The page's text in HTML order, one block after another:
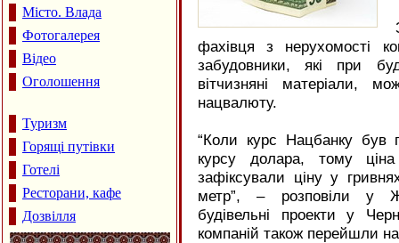
Місто. Влада
Фотогалерея
Відео
Оголошення
Туризм
Горящі путівки
Готелі
Ресторани, кафе
Дозвілля
фахівця з нерухомості
забудовники, які при
вітчизняні матеріали,
нацвалюту.
“Коли курс Нацбанку був
курсу долара, тому
зафіксували ціну у
метр”, – розповіли у
будівельні проекти у
компаній також перейшли на